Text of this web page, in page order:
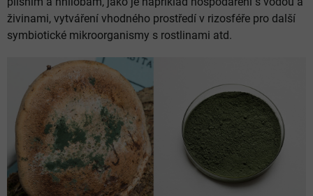
živinami, vytváření vhodného prostředí v rizosféře pro další
symbiotické mikroorganismy s rostlinami atd.